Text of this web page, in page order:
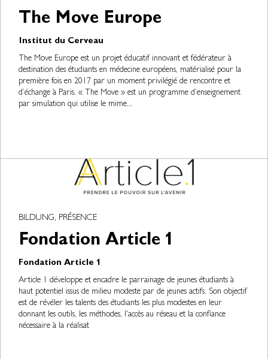
The Move Europe
Institut du Cerveau
The Move Europe est un projet éducatif innovant et fédérateur à
destination des étudiants en médecine européens, matérialisé pour la
première fois en 2017 par un moment privilégié de rencontre et
d’échange à Paris. « The Move » est un programme d’enseignement
par simulation qui utilise le mime...
BILDUNG, PRÉSENCE
Fondation Article 1
Fondation Article 1
Article 1 développe et encadre le parrainage de jeunes étudiants à
haut potentiel issus de milieu modeste par de jeunes actifs. Son objectif
est de révéler les talents des étudiants les plus modestes en leur
donnant les outils, les méthodes, l'accès au réseau et la confiance
nécessaire à la réalisat